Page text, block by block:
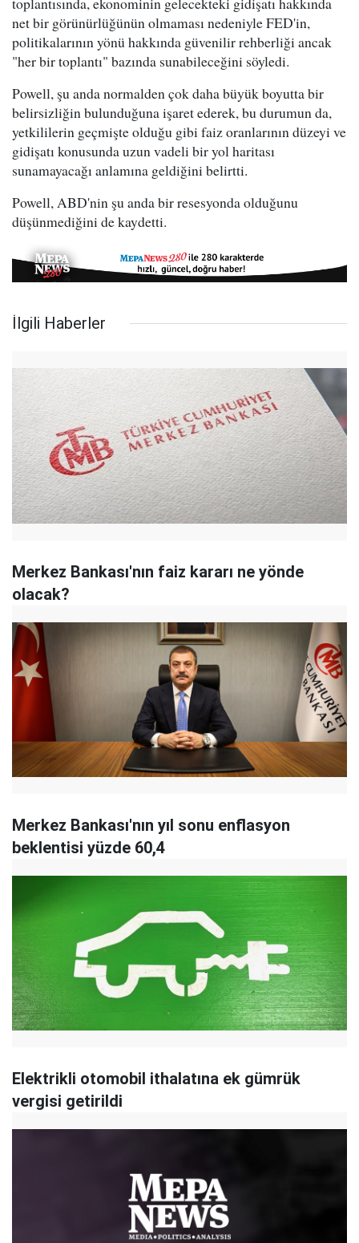
net bir görünürlüğünün olmaması nedeniyle FED'in,
politikalarının yönü hakkında güvenilir rehberliği ancak
"her bir toplantı" bazında sunabileceğini söyledi.
Powell, şu anda normalden çok daha büyük boyutta bir
belirsizliğin bulunduğuna işaret ederek, bu durumun da,
yetkililerin geçmişte olduğu gibi faiz oranlarının düzeyi ve
gidişatı konusunda uzun vadeli bir yol haritası
sunamayacağı anlamına geldiğini belirtti.
Powell, ABD'nin şu anda bir resesyonda olduğunu
düşünmediğini de kaydetti.
İlgili Haberler
Merkez Bankası'nın faiz kararı ne yönde
olacak?
Merkez Bankası'nın yıl sonu enflasyon
beklentisi yüzde 60,4
Elektrikli otomobil ithalatına ek gümrük
vergisi getirildi